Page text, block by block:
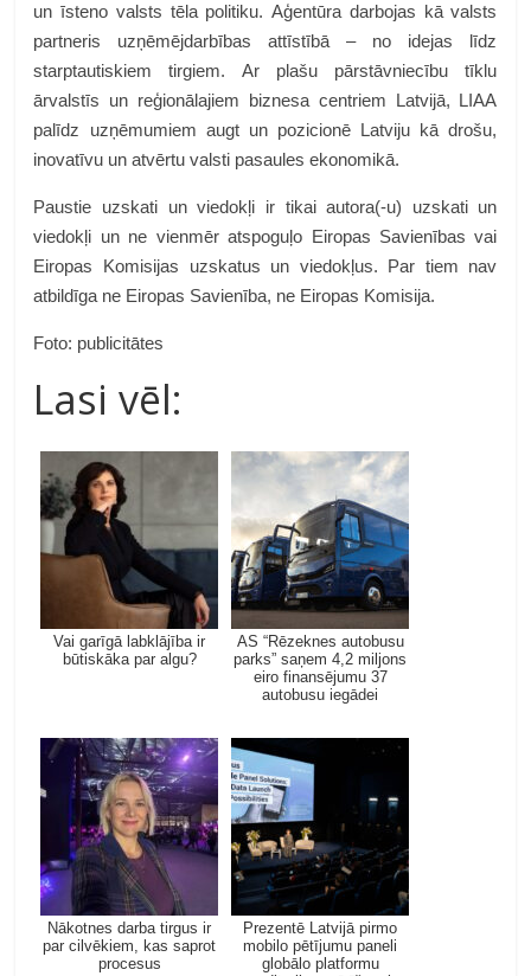
un īsteno valsts tēla politiku. Aģentūra darbojas kā valsts
partneris uzņēmējdarbības attīstībā – no idejas līdz
starptautiskiem tirgiem. Ar plašu pārstāvniecību tīklu
ārvalstīs un reģionālajiem biznesa centriem Latvijā, LIAA
palīdz uzņēmumiem augt un pozicionē Latviju kā drošu,
inovatīvu un atvērtu valsti pasaules ekonomikā.
Paustie uzskati un viedokļi ir tikai autora(-u) uzskati un
viedokļi un ne vienmēr atspoguļo Eiropas Savienības vai
Eiropas Komisijas uzskatus un viedokļus. Par tiem nav
atbildīga ne Eiropas Savienība, ne Eiropas Komisija.
Foto: publicitātes
Lasi vēl:
Vai garīgā labklājība ir
būtiskāka par algu?
AS “Rēzeknes autobusu
parks” saņem 4,2 miljons
eiro finansējumu 37
autobusu iegādei
Nākotnes darba tirgus ir
par cilvēkiem, kas saprot
procesus
Prezentē Latvijā pirmo
mobilo pētījumu paneli
globālo platformu